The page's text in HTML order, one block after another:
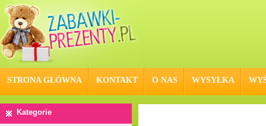
STRONA GŁÓWNA KONTAKT O NAS WYSYŁKA
Kategorie